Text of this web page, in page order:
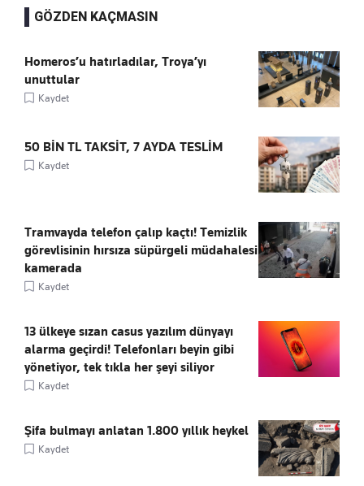
GÖZDEN KAÇMASIN
Homeros’u hatırladılar, Troya’yı
unuttular
Kaydet
50 BİN TL TAKSİT, 7 AYDA TESLİM
Kaydet
Tramvayda telefon çalıp kaçtı! Temizlik
görevlisinin hırsıza süpürgeli müdahalesi
kamerada
Kaydet
13 ülkeye sızan casus yazılım dünyayı
alarma geçirdi! Telefonları beyin gibi
yönetiyor, tek tıkla her şeyi siliyor
Kaydet
Şifa bulmayı anlatan 1.800 yıllık heykel
Kaydet